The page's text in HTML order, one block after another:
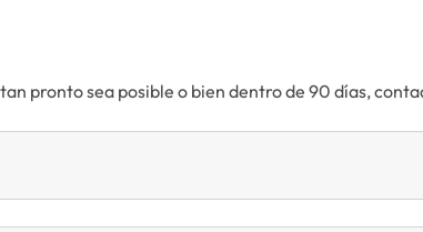
pronto sea posible o bien dentro de 90 días,